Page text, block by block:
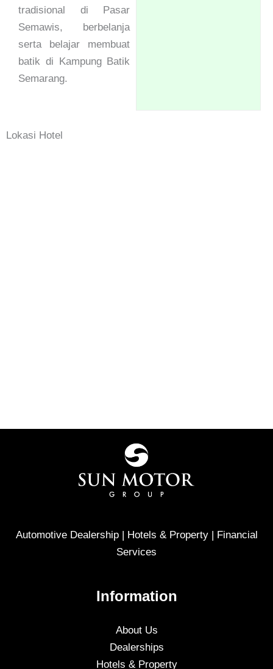
tradisional di Pasar
Semawis, berbelanja
serta belajar membuat
batik di Kampung Batik
Semarang.
Lokasi Hotel
Automotive Dealership | Hotels & Property | Financial
Services
Information
About Us
Dealerships
Hotels & Property